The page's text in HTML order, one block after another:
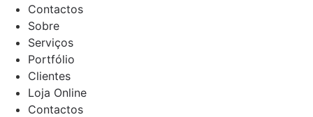
Contactos
Sobre
Serviços
Portfólio
Clientes
Loja Online
Contactos